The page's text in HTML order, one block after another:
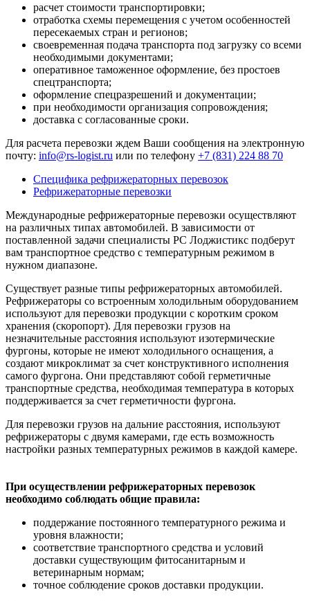
расчет стоимости транспортировки;
отработка схемы перемещения с учетом особенностей
пересекаемых стран и регионов;
своевременная подача транспорта под загрузку со всеми
необходимыми документами;
оперативное таможенное оформление, без простоев
спецтранспорта;
оформление спецразрешений и документации;
при необходимости организация сопровождения;
доставка с согласованные сроки.
Для расчета перевозки ждем Ваши сообщения на электронную
почту: info@rs-logist.ru или по телефону +7 (831) 224 88 70
Специфика рефрижераторных перевозок
Рефрижераторные перевозки
Международные рефрижераторные перевозки осуществляют
на различных типах автомобилей. В зависимости от
поставленной задачи специалисты РС Лоджистикс подберут
вам транспортное средство с температурным режимом в
нужном диапазоне.
Существует разные типы рефрижераторных автомобилей.
Рефрижераторы со встроенным холодильным оборудованием
используют для перевозки продукции с коротким сроком
хранения (скоропорт). Для перевозки грузов на
незначительные расстояния используют изотермические
фургоны, которые не имеют холодильного оснащения, а
создают микроклимат за счет конструктивного исполнения
самого фургона. Они представляют собой герметичные
транспортные средства, необходимая температура в которых
поддерживается за счет герметичности фургона.
Для перевозки грузов на дальние расстояния, используют
рефрижераторы с двумя камерами, где есть возможность
настройки разных температурных режимов в каждой камере.
При осуществлении рефрижераторных перевозок
необходимо соблюдать общие правила:
поддержание постоянного температурного режима и
уровня влажности;
соответствие транспортного средства и условий
доставки существующим фитосанитарным и
ветеринарным нормам;
точное соблюдение сроков доставки продукции.